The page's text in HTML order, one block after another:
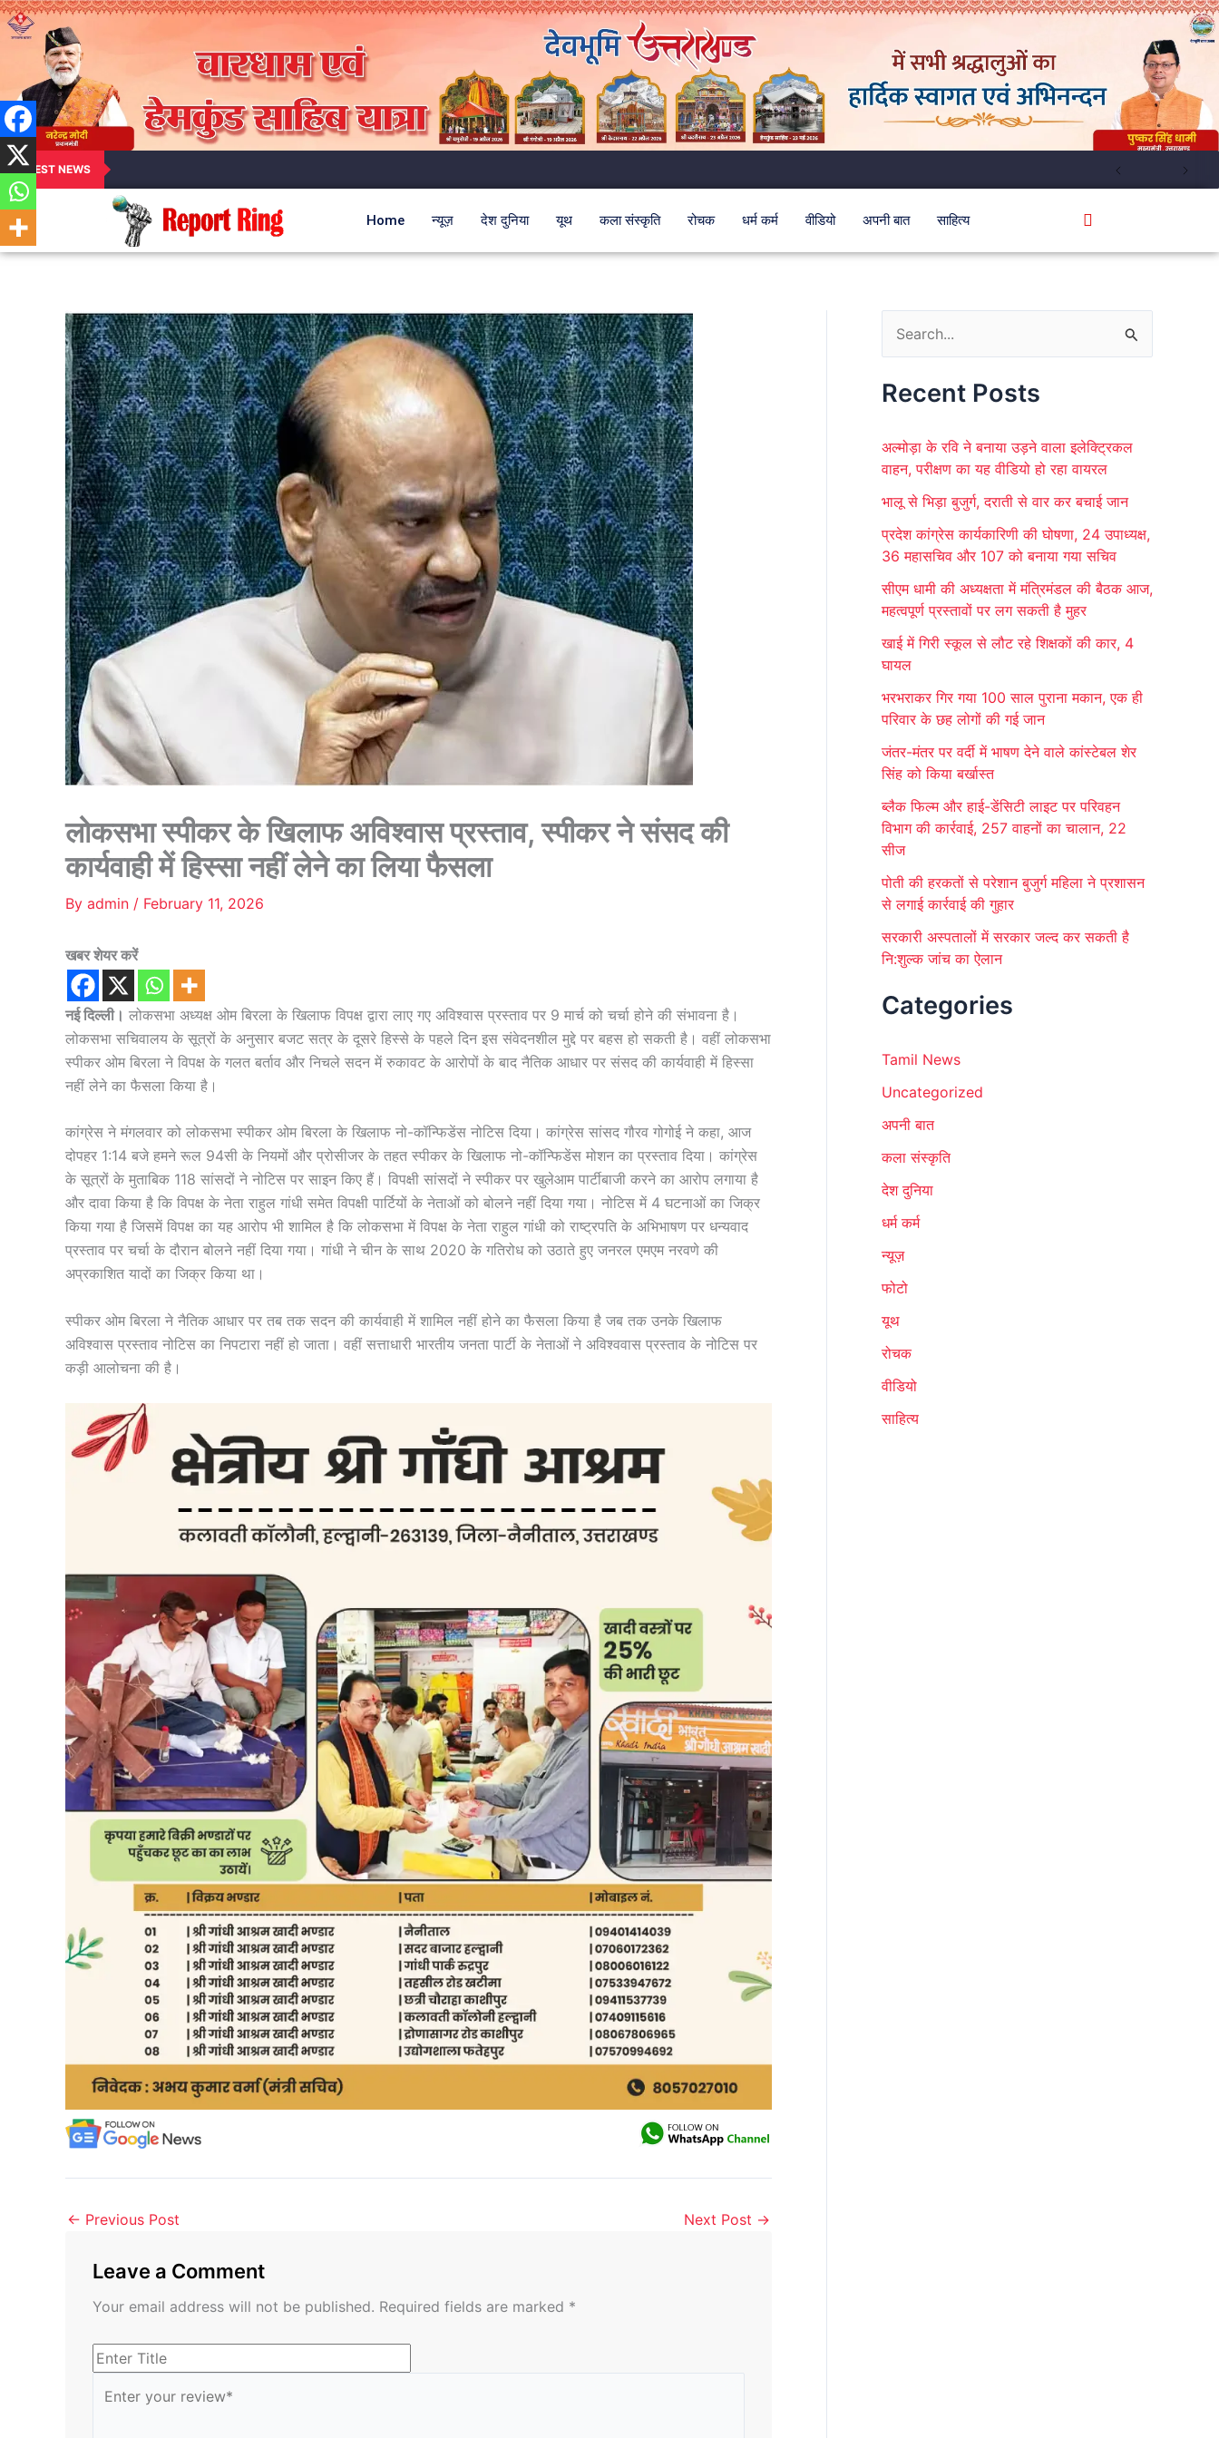
LATEST NEWS
Home न्यूज़ देश दुनिया यूथ कला संस्कृति रोचक धर्म कर्म वीडियो अपनी बात साहित्य
लोकसभा स्पीकर के खिलाफ अविश्वास प्रस्ताव, स्पीकर ने संसद की
कार्यवाही में हिस्सा नहीं लेने का लिया फैसला
By admin / February 11, 2026
खबर शेयर करें
नई दिल्ली। लोकसभा अध्यक्ष ओम बिरला के खिलाफ विपक्ष द्वारा लाए गए अविश्वास प्रस्ताव पर 9 मार्च को चर्चा होने की संभावना है।
लोकसभा सचिवालय के सूत्रों के अनुसार बजट सत्र के दूसरे हिस्से के पहले दिन इस संवेदनशील मुद्दे पर बहस हो सकती है। वहीं लोकसभा
स्पीकर ओम बिरला ने विपक्ष के गलत बर्ताव और निचले सदन में रुकावट के आरोपों के बाद नैतिक आधार पर संसद की कार्यवाही में हिस्सा
नहीं लेने का फैसला किया है।
कांग्रेस ने मंगलवार को लोकसभा स्पीकर ओम बिरला के खिलाफ नो-कॉन्फिडेंस नोटिस दिया। कांग्रेस सांसद गौरव गोगोई ने कहा, आज
दोपहर 1:14 बजे हमने रूल 94सी के नियमों और प्रोसीजर के तहत स्पीकर के खिलाफ नो-कॉन्फिडेंस मोशन का प्रस्ताव दिया। कांग्रेस
के सूत्रों के मुताबिक 118 सांसदों ने नोटिस पर साइन किए हैं। विपक्षी सांसदों ने स्पीकर पर खुलेआम पार्टीबाजी करने का आरोप लगाया है
और दावा किया है कि विपक्ष के नेता राहुल गांधी समेत विपक्षी पार्टियों के नेताओं को बोलने नहीं दिया गया। नोटिस में 4 घटनाओं का जिक्र
किया गया है जिसमें विपक्ष का यह आरोप भी शामिल है कि लोकसभा में विपक्ष के नेता राहुल गांधी को राष्ट्रपति के अभिभाषण पर धन्यवाद
प्रस्ताव पर चर्चा के दौरान बोलने नहीं दिया गया। गांधी ने चीन के साथ 2020 के गतिरोध को उठाते हुए जनरल एमएम नरवणे की
अप्रकाशित यादों का जिक्र किया था।
स्पीकर ओम बिरला ने नैतिक आधार पर तब तक सदन की कार्यवाही में शामिल नहीं होने का फैसला किया है जब तक उनके खिलाफ
अविश्वास प्रस्ताव नोटिस का निपटारा नहीं हो जाता। वहीं सत्ताधारी भारतीय जनता पार्टी के नेताओं ने अविश्ववास प्रस्ताव के नोटिस पर
कड़ी आलोचना की है।
← Previous Post Next Post →
Leave a Comment
Your email address will not be published. Required fields are marked *
a
c
o
Recent Posts
अल्मोड़ा के रवि ने बनाया उड़ने वाला इलेक्ट्रिकल
वाहन, परीक्षण का यह वीडियो हो रहा वायरल
भालू से भिड़ा बुजुर्ग, दराती से वार कर बचाई जान
प्रदेश कांग्रेस कार्यकारिणी की घोषणा, 24 उपाध्यक्ष,
36 महासचिव और 107 को बनाया गया सचिव
सीएम धामी की अध्यक्षता में मंत्रिमंडल की बैठक आज,
महत्वपूर्ण प्रस्तावों पर लग सकती है मुहर
खाई में गिरी स्कूल से लौट रहे शिक्षकों की कार, 4
घायल
भरभराकर गिर गया 100 साल पुराना मकान, एक ही
परिवार के छह लोगों की गई जान
जंतर-मंतर पर वर्दी में भाषण देने वाले कांस्टेबल शेर
सिंह को किया बर्खास्त
ब्लैक फिल्म और हाई-डेंसिटी लाइट पर परिवहन
विभाग की कार्रवाई, 257 वाहनों का चालान, 22
सीज
पोती की हरकतों से परेशान बुजुर्ग महिला ने प्रशासन
से लगाई कार्रवाई की गुहार
सरकारी अस्पतालों में सरकार जल्द कर सकती है
नि:शुल्क जांच का ऐलान
Categories
Tamil News
Uncategorized
अपनी बात
कला संस्कृति
देश दुनिया
धर्म कर्म
न्यूज़
फोटो
यूथ
रोचक
वीडियो
साहित्य